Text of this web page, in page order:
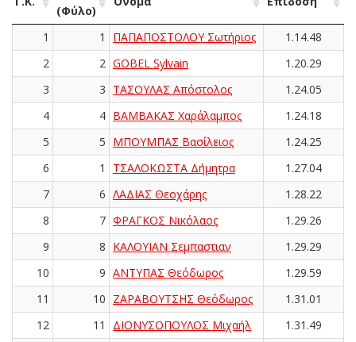
(Φύλο)
1 1 ΠΑΠΑΠΟΣΤΟΛΟΥ Σωτήριος
1.14.48
2
2 GOBEL Sylvain
1.20.29
3
3 ΤΑΣΟΥΛΑΣ Απόστολος
1.24.05
4
4 ΒΑΜΒΑΚΑΣ Χαράλαμπος
1.24.18
5
5 ΜΠΟΥΜΠΑΣ Βασίλειος
1.24.25
6
1 ΤΣΑΛΟΚΩΣΤΑ Δήμητρα
1.27.04
7
6 ΛΑΔΙΑΣ Θεοχάρης
1.28.22
8
7 ΦΡΑΓΚΟΣ Νικόλαος
1.29.26
9
8 ΚΑΛΟΥΙΑΝ Σεμπαστιαν
1.29.29
10
9 ΑΝΤΥΠΑΣ Θεόδωρος
1.29.59
11
10 ΖΑΡΑΒΟΥΤΣΗΣ Θεόδωρος
1.31.01
12
11 ΔΙΟΝΥΣΟΠΟΥΛΟΣ Μιχαήλ
1.31.49